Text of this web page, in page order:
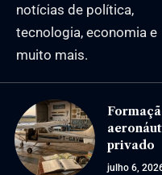
notícias de política,
tecnologia, economia e
muito mais.
privado
julho 6,